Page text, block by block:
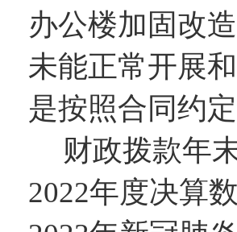
办公楼加固改造
未能正常开展
是按照合同约
财政拨款年
2022年度决算